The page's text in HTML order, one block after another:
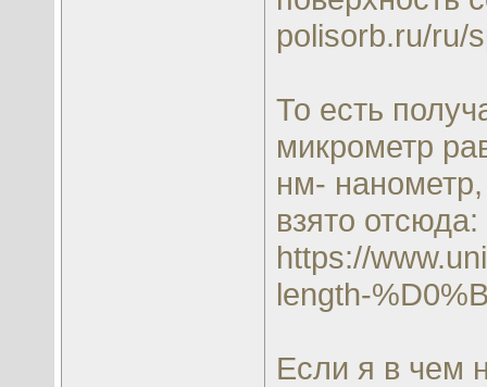
polisorb.ru/ru/
То есть
микрометр
нм-
взято отсюда:
https://
length-
Если я в чем